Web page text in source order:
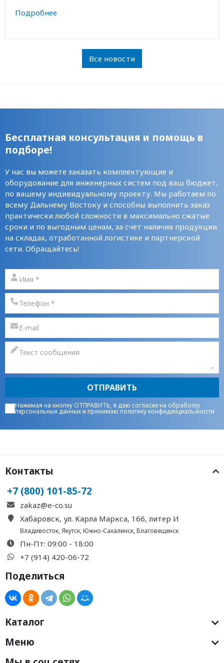
Подробнее
Все новости
Бесплатная консультация и помощь в
подборе!
У нас вы можете заказать комплектующие и
оборудование для инженерных систем под ваш бюджет,
по вашему индивидуальному проекту. Мы работаем по
всему Дальнему Востоку и способны выполнить заказ
практически любой сложности в максимально сжатые
сроки и по выгодным ценам, за счет наличия продукции
на складах, отработанной логистике и партнерской
сети. Обращайтесь!
ОТПРАВИТЬ
Нажимая на кнопку ОТПРАВИТЬ, я даю согласие на обработку
персональных данныхи принимаюполитику конфиденциальаности
Контакты
+7 (800) 101-85-72
zakaz@e-co.su
Хабаровск, ул. Карла Маркса, 166, литер И
Владивосток,Якутск,Южно-Сахалинск,Благовещенск
Пн-Пт: 09:00 - 18:00
+7 (914) 420-06-72
Поделиться
Каталог
Меню